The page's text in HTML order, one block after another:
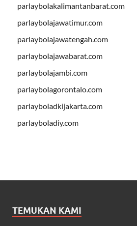
parlaybolakalimantanbarat.com
parlaybolajawatimur.com
parlaybolajawatengah.com
parlaybolajawabarat.com
parlaybolajambi.com
parlaybolagorontalo.com
parlayboladkijakarta.com
parlayboladiy.com
TEMUKAN KAMI